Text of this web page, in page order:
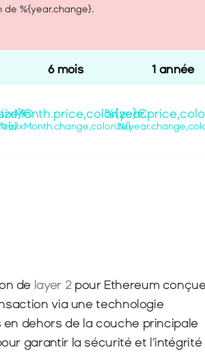
de %{year.change}.
6 mois 1 année
%{sixMonth.change,colorize}
de layer 2 pour Ethereum
via une technologie
dehors de la couche principale
garantir la sécurité et l’intégrité